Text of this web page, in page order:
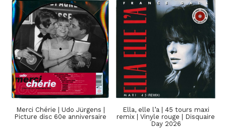
Merci Chérie | Udo Jürgens |
Picture disc 60e anniversaire
Ella, elle l’a | 45 tours maxi
remix | Vinyle rouge | Disquaire
Day 2026